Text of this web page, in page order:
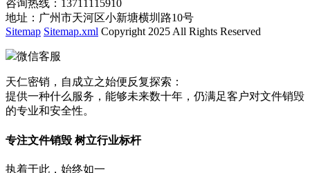
咨询热线：13711115910
地址：广州市天河区小新塘横圳路10号
Sitemap Sitemap.xml Copyright 2025 All Rights Reserved
微信客服
天仁密销，自成立之始便反复探索：
提供一种什么服务，能够未来数十年，仍满足客户对文件销毁
的专业和安全性。
专注文件销毁 树立行业标杆
执着于此，始终如一